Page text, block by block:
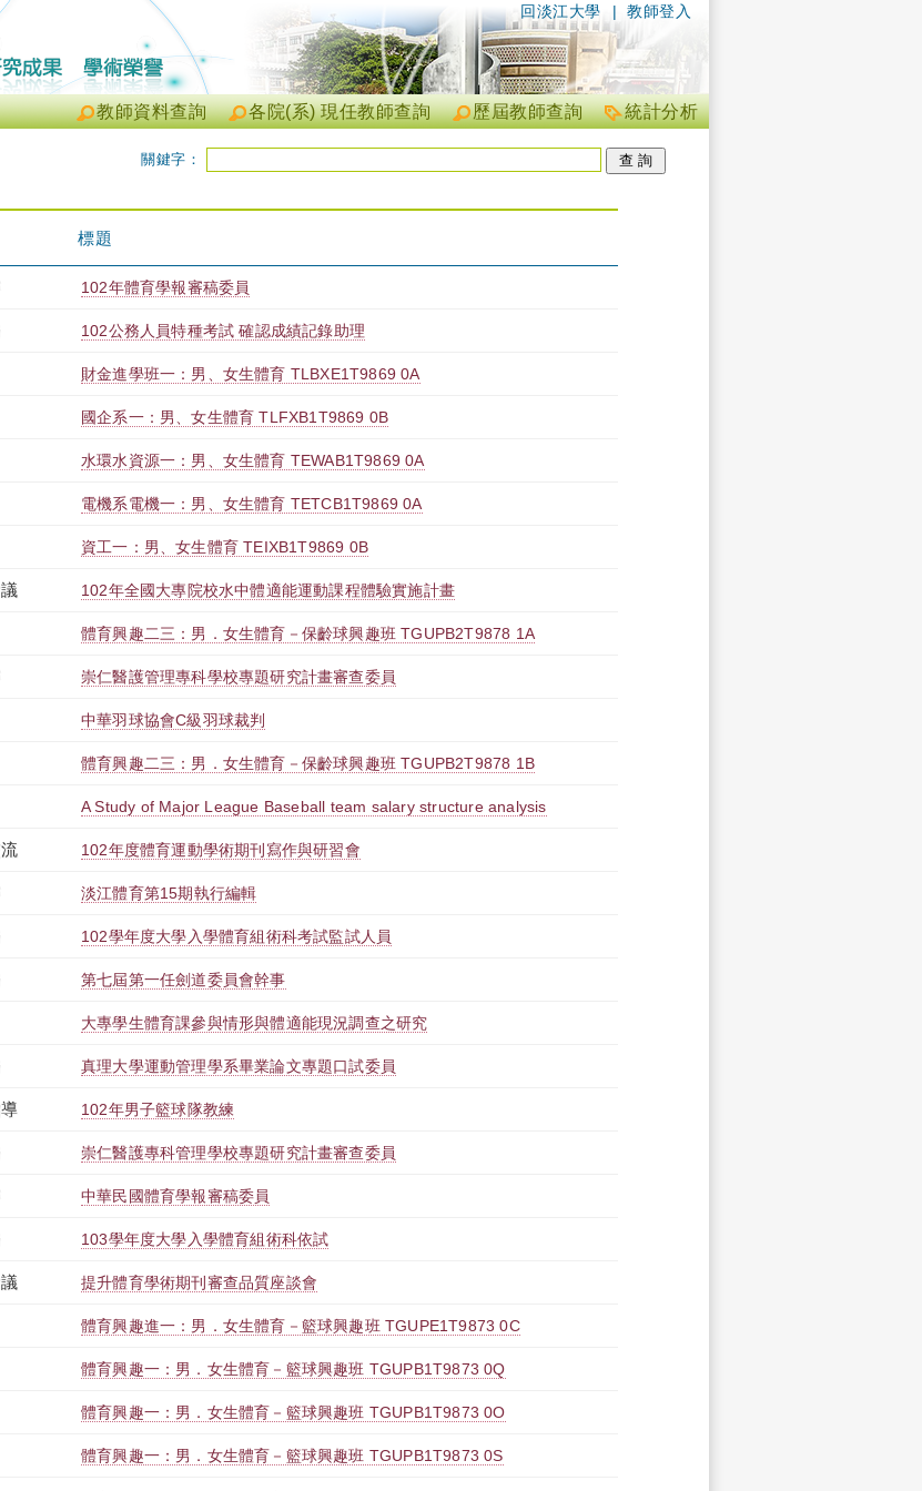
| 教師登入
回淡江大學
統計分析
歷屆教師查詢
各院(系) 現任教師查詢
教師資料查詢
關鍵字：
標題
102年體育學報審稿委員
102公務人員特種考試 確認成績記錄助理
財金進學班一：男、女生體育 TLBXE1T9869 0A
國企系一：男、女生體育 TLFXB1T9869 0B
水環水資源一：男、女生體育 TEWAB1T9869 0A
電機系電機一：男、女生體育 TETCB1T9869 0A
資工一：男、女生體育 TEIXB1T9869 0B
102年全國大專院校水中體適能運動課程體驗實施計畫
體育興趣二三：男．女生體育－保齡球興趣班 TGUPB2T9878 1A
崇仁醫護管理專科學校專題研究計畫審查委員
中華羽球協會C級羽球裁判
體育興趣二三：男．女生體育－保齡球興趣班 TGUPB2T9878 1B
A Study of Major League Baseball team salary structure analysis
102年度體育運動學術期刊寫作與研習會
淡江體育第15期執行編輯
102學年度大學入學體育組術科考試監試人員
第七屆第一任劍道委員會幹事
大專學生體育課參與情形與體適能現況調查之研究
真理大學運動管理學系畢業論文專題口試委員
102年男子籃球隊教練
崇仁醫護專科管理學校專題研究計畫審查委員
中華民國體育學報審稿委員
103學年度大學入學體育組術科依試
提升體育學術期刊審查品質座談會
體育興趣進一：男．女生體育－籃球興趣班 TGUPE1T9873 0C
體育興趣一：男．女生體育－籃球興趣班 TGUPB1T9873 0Q
體育興趣一：男．女生體育－籃球興趣班 TGUPB1T9873 0O
體育興趣一：男．女生體育－籃球興趣班 TGUPB1T9873 0S